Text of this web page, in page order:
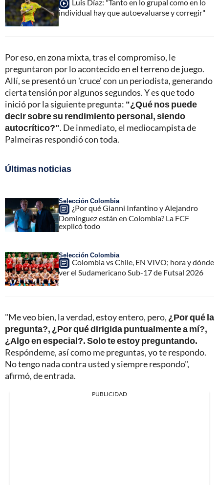
Luis Díaz: "Tanto en lo grupal como en lo
individual hay que autoevaluarse y corregir"
Por eso, en zona mixta, tras el compromiso, le
preguntaron por lo acontecido en el terreno de juego.
Allí, se presentó un 'cruce' con un periodista, generando
cierta tensión por algunos segundos. Y es que todo
inició por la siguiente pregunta: "¿Qué nos puede
decir sobre su rendimiento personal, siendo
autocrítico?". De inmediato, el mediocampista de
Palmeiras respondió con toda.
Últimas noticias
Selección Colombia
¿Por qué Gianni Infantino y Alejandro
Domínguez están en Colombia? La FCF
explicó todo
Selección Colombia
Colombia vs Chile, EN VIVO; hora y dónde
ver el Sudamericano Sub-17 de Futsal 2026
"Me veo bien, la verdad, estoy entero, pero, ¿Por qué la
pregunta?, ¿Por qué dirigida puntualmente a mí?,
¿Algo en especial?. Solo te estoy preguntando.
Respóndeme, así como me preguntas, yo te respondo.
No tengo nada contra usted y siempre respondo",
afirmó, de entrada.
PUBLICIDAD